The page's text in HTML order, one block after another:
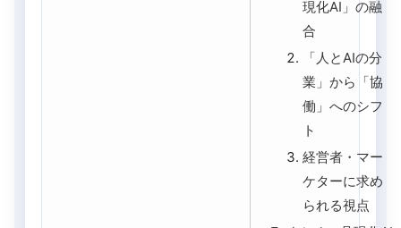
現化AI」の融
合
「人とAIの分
業」から「協
働」へのシフ
ト
経営者・マー
ケターに求め
られる視点